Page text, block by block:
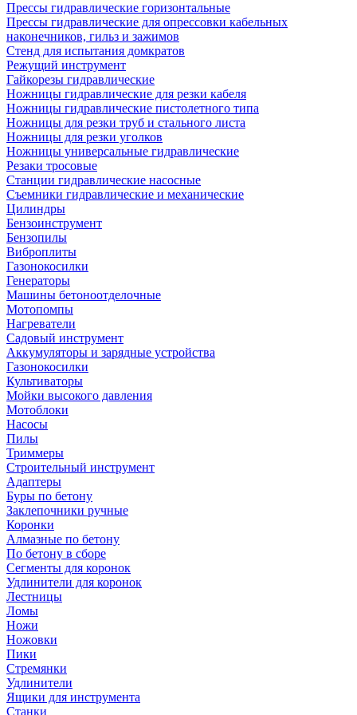
Прессы гидравлические горизонтальные
Прессы гидравлические для опрессовки кабельных
наконечников, гильз и зажимов
Стенд для испытания домкратов
Режущий инструмент
Гайкорезы гидравлические
Ножницы гидравлические для резки кабеля
Ножницы гидравлические пистолетного типа
Ножницы для резки труб и стального листа
Ножницы для резки уголков
Ножницы универсальные гидравлические
Резаки тросовые
Станции гидравлические насосные
Съемники гидравлические и механические
Цилиндры
Бензоинструмент
Бензопилы
Виброплиты
Газонокосилки
Генераторы
Машины бетоноотделочные
Мотопомпы
Нагреватели
Садовый инструмент
Аккумуляторы и зарядные устройства
Газонокосилки
Культиваторы
Мойки высокого давления
Мотоблоки
Насосы
Пилы
Триммеры
Строительный инструмент
Адаптеры
Буры по бетону
Заклепочники ручные
Коронки
Алмазные по бетону
По бетону в сборе
Сегменты для коронок
Удлинители для коронок
Лестницы
Ломы
Ножи
Ножовки
Пики
Стремянки
Удлинители
Ящики для инструмента
Станки